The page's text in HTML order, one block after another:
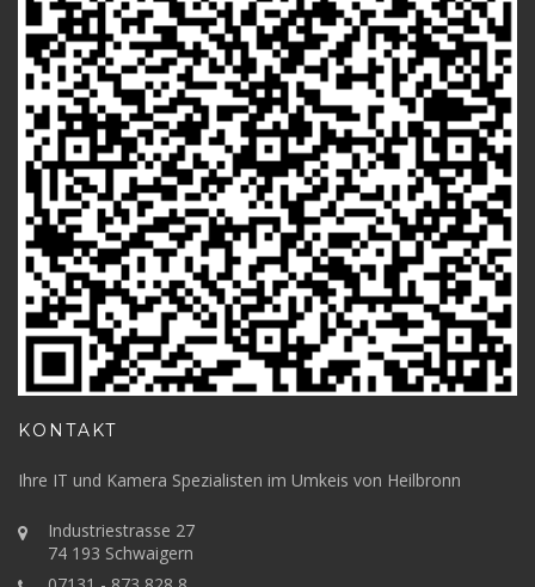
KONTAKT
Ihre IT und Kamera Spezialisten im Umkeis von Heilbronn
Industriestrasse 27
74 193 Schwaigern